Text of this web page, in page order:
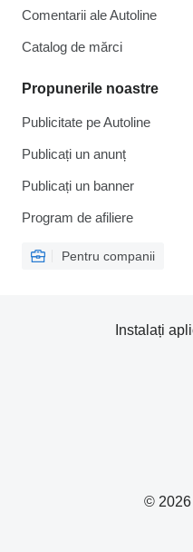
Comentarii ale Autoline
Catalog de mărcі
Propunerile noastre
Publicitate pe Autoline
Publicați un anunț
Publicați un banner
Program de afiliere
Pentru companii
© 2026
Instalați